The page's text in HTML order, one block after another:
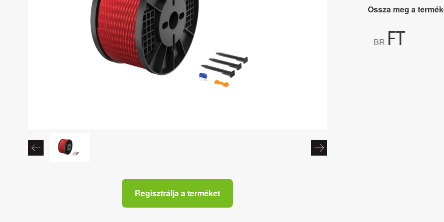
Regisztrálja a terméket
Ossza meg a
BR FT